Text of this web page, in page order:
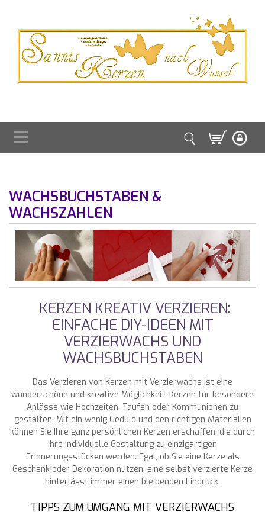
WACHSBUCHSTABEN &
WACHSZAHLEN
KERZEN KREATIV VERZIEREN:
EINFACHE DIY-IDEEN MIT
VERZIERWACHS UND
WACHSBUCHSTABEN
Das Verzieren von Kerzen mit Verzierwachs ist eine
wunderschöne und kreative Möglichkeit, Kerzen für besondere
Anlässe wie Hochzeiten, Taufen oder Kommunionen zu
gestalten. Mit ein wenig Geduld und den richtigen Materialien
können Sie Ihre ganz persönlichen Kerzen erschaffen, die durch
ihre individuelle Gestaltung zu einzigartigen
Erinnerungsstücken werden. Egal, ob Sie eine Kerze als
Geschenk oder Dekoration nutzen, eine selbst verzierte Kerze
hinterlässt immer einen bleibenden Eindruck.
TIPPS ZUM UMGANG MIT VERZIERWACHS